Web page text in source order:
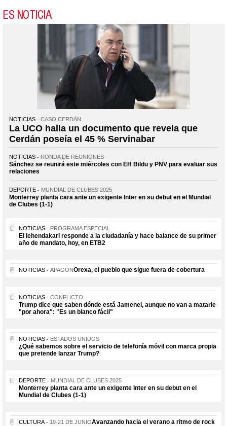
ES NOTICIA
NOTICIAS CASO CERDÁN
La UCO halla un documento que revela que
Cerdán poseía el 45 % Servinabar
NOTICIAS RONDA DE REUNIONES
Sánchez se reunirá este miércoles con EH Bildu y PNV para evaluar sus
relaciones
DEPORTE MUNDIAL DE CLUBES 2025
Monterrey planta cara ante un exigente Inter en su debut en el Mundial
de Clubes (1-1)
NOTICIAS PROGRAMA ESPECIAL
El lehendakari responde a la ciudadanía y hace balance de su primer
año de mandato, hoy, en ETB2
NOTICIAS APAGÓNOrexa, el pueblo que sigue fuera de cobertura
NOTICIAS CONFLICTO
Trump dice que saben dónde está Jamenei, aunque no van a matarle
"por ahora": "Es un blanco fácil"
NOTICIAS ESTADOS UNIDOS
¿Qué sabemos sobre el servicio de telefonía móvil con marca propia
que pretende lanzar Trump?
DEPORTE MUNDIAL DE CLUBES 2025
Monterrey planta cara ante un exigente Inter en su debut en el
Mundial de Clubes (1-1)
CULTURA 19-21 DE JUNIOAvanzando hacia el verano a ritmo de rock